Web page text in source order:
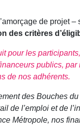
de projet
des critères
pour les
publics,
de nos adhérents.
des Bouches
de l’emploi et de
Métropole, nos